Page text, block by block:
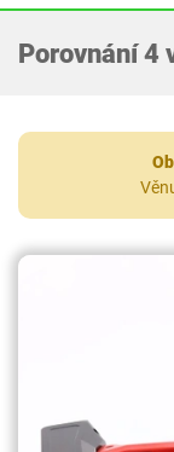
Porovnání 4